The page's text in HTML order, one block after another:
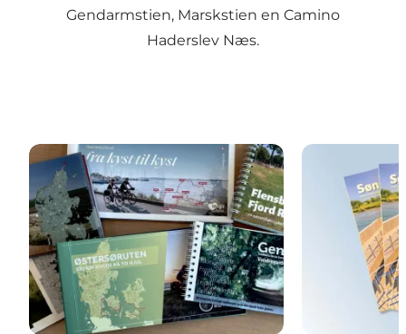
Gendarmstien, Marskstien en Camino
Haderslev Næs.
Gidsen en kaarten